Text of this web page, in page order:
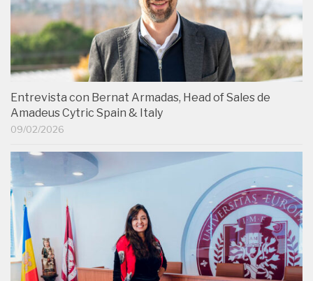
Entrevista con Bernat Armadas, Head of Sales de
Amadeus Cytric Spain & Italy
09/02/2026